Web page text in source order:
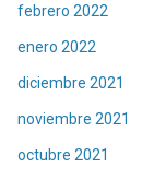
febrero 2022
enero 2022
diciembre 2021
noviembre 2021
octubre 2021